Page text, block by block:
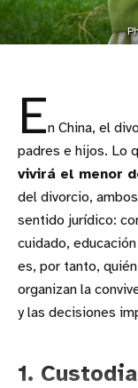
En China, el
padres e hijos. Lo
vivirá el menor
del divorcio,
sentido jurídico:
cuidado,
es, por tanto,
organizan la
y las decisiones
1.